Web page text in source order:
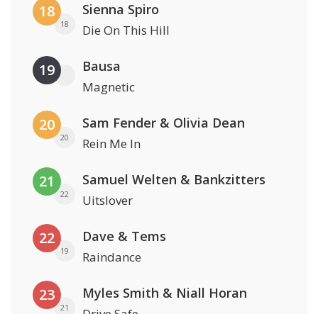
18
18
Sienna Spiro
Die On This Hill
19 Bausa
Magnetic
20
20
Sam Fender & Olivia Dean
Rein Me In
21
22
Samuel Welten & Bankzitters
Uitslover
22
19
Dave & Tems
Raindance
23
21
Myles Smith & Niall Horan